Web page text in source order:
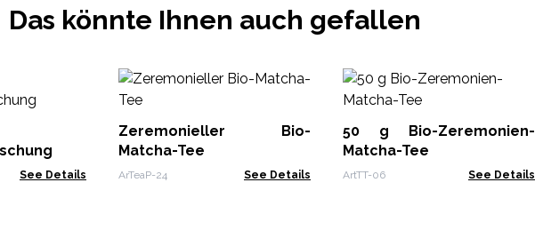
Das könnte Ihnen auch gefallen
See Details
Zeremonieller Bio-
Matcha-Tee
ArTeaP-24 See Details
50 g Bio-Zeremonien-
Matcha-Tee
ArtTT-06 See Details